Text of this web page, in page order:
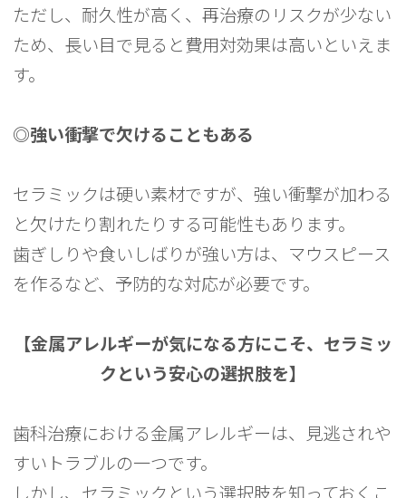
ただし、耐久性が高く、再治療のリスクが少ない
ため、長い目で見ると費用対効果は高いといえま
す。
◎強い衝撃で欠けることもある
セラミックは硬い素材ですが、強い衝撃が加わる
と欠けたり割れたりする可能性もあります。
歯ぎしりや食いしばりが強い方は、マウスピース
を作るなど、予防的な対応が必要です。
【金属アレルギーが気になる方にこそ、セラミッ
クという安心の選択肢を】
歯科治療における金属アレルギーは、見逃されや
すいトラブルの一つです。
しかし、セラミックという選択肢を知っておくこ